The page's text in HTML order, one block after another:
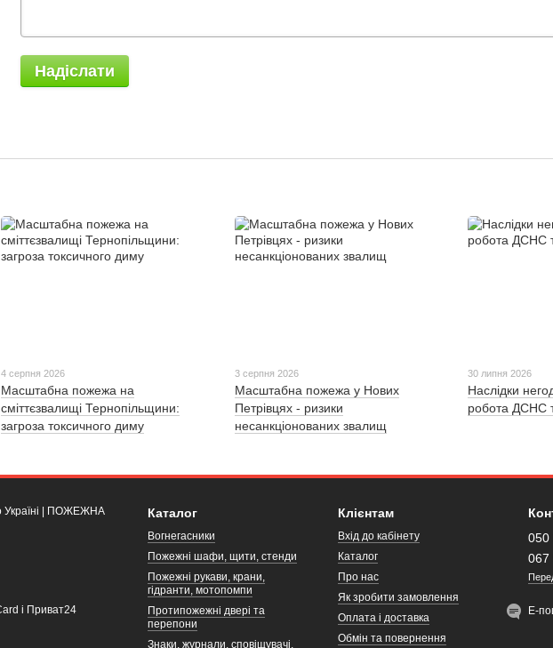
Надіслати
4 серпня 2026
Масштабна пожежа на
сміттєзвалищі Тернопільщини:
загроза токсичного диму
3 серпня 2026
Масштабна пожежа у Нових
Петрівцях - ризики
несанкціонованих звалищ
30 липня 2026
Наслідки
робота ДСНС
Каталог
Вогнегасники
Пожежні шафи, щити, стенди
Пожежні рукави, крани,
гідранти, мотопомпи
Протипожежні двері та
перепони
Знаки, журнали, сповіщувачі,
Клієнтам
Вхід до кабінету
Каталог
Про нас
Як зробити замовлення
Оплата і доставка
Обмін та повернення
050
067
Е-